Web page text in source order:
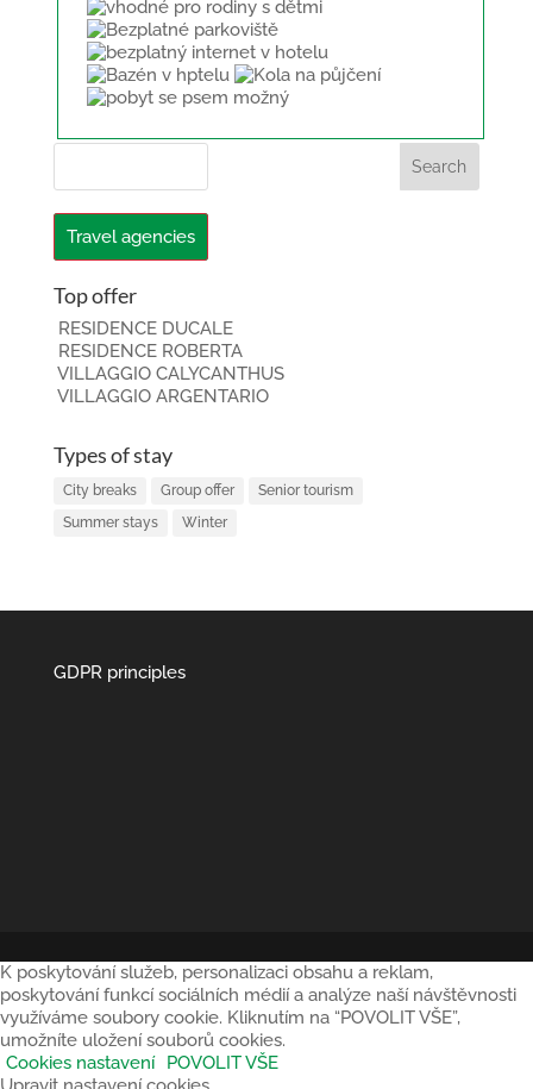
Travel agencies
Top offer
RESIDENCE DUCALE
RESIDENCE ROBERTA
VILLAGGIO CALYCANTHUS
VILLAGGIO ARGENTARIO
Types of stay
City breaks Group offer
Senior tourism
Summer stays
Winter
GDPR principles
K poskytování služeb, personalizaci obsahu a reklam,
poskytování funkcí sociálních médií a analýze naší návštěvnosti
využíváme soubory cookie. Kliknutím na “POVOLIT VŠE”,
umožníte uložení souborů cookies.
Cookies nastavení
POVOLIT VŠE